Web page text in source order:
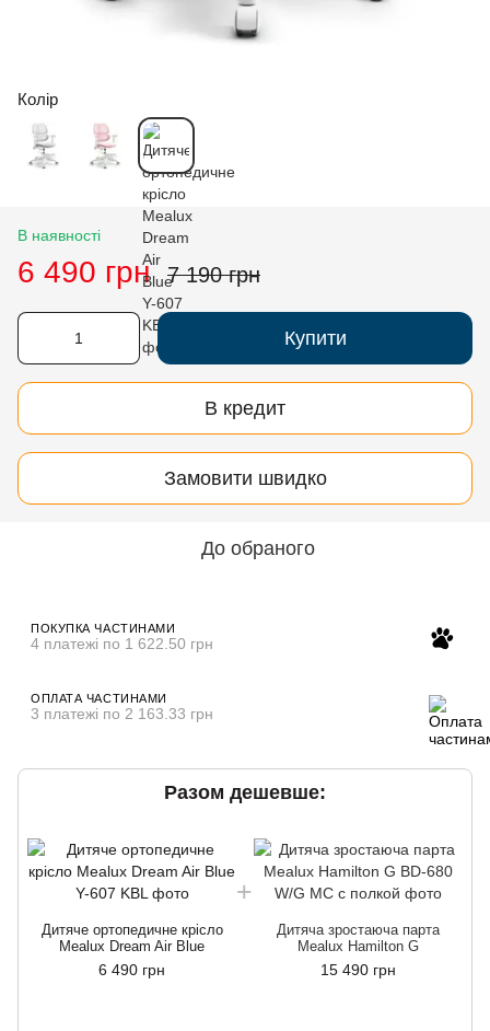
Колір
В наявності
6 490 грн 7 190 грн
Купити
В кредит
Замовити швидко
До обраного
ПОКУПКА ЧАСТИНАМИ
4 платежі по 1 622.50 грн
ОПЛАТА ЧАСТИНАМИ
3 платежі по 2 163.33 грн
Разом дешевше:
Дитяче ортопедичне крісло
Mealux Dream Air Blue
6 490 грн
Дитяча зростаюча парта
Mealux Hamilton G
15 490 грн